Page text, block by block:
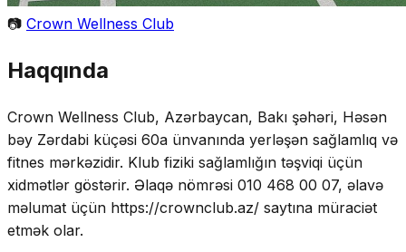
📷 Crown Wellness Club
Haqqında
Crown Wellness Club, Azərbaycan, Bakı şəhəri, Həsən
bəy Zərdabi küçəsi 60a ünvanında yerləşən sağlamlıq və
fitnes mərkəzidir. Klub fiziki sağlamlığın təşviqi üçün
xidmətlər göstərir. Əlaqə nömrəsi 010 468 00 07, əlavə
məlumat üçün https://crownclub.az/ saytına müraciət
etmək olar.